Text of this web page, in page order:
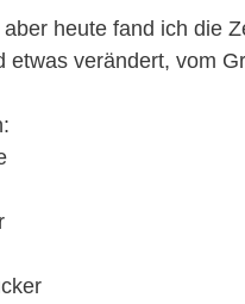
heute fand ich die
etwas verändert, vom